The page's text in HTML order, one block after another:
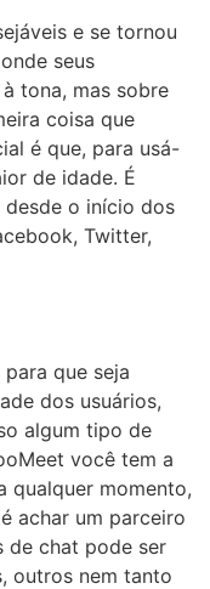
​​e se tornou
seus
tona, mas sobre
coisa que
é que, para usá-
de idade. É
o início dos
Twitter,
que seja
dos usuários,
algum tipo de
você tem a
qualquer momento,
achar um parceiro
de chat pode ser
outros nem tanto